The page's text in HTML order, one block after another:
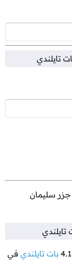
تايلندي
جزر سليمان
بات تايلندي في